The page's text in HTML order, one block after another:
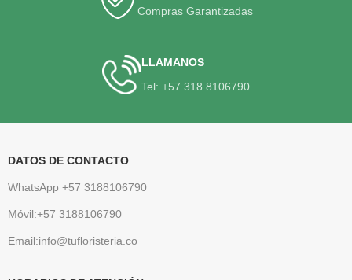
Compras Garantizadas
LLAMANOS
Tel: +57 318 8106790
DATOS DE CONTACTO
WhatsApp +57 3188106790
Móvil:+57 3188106790
Email:info@tufloristeria.co